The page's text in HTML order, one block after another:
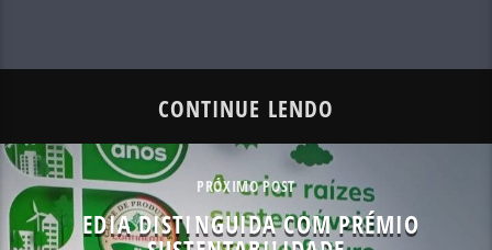
CONTINUE LENDO
PRÓXIMO POST
EDIA DISTINGUIDA COM PRÉMIO